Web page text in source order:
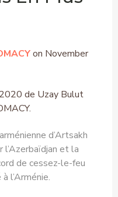
on November
de Uzay Bulut
d’Artsakh
l’Azerbaïdjan et la
de cessez-le-feu
l’Arménie.